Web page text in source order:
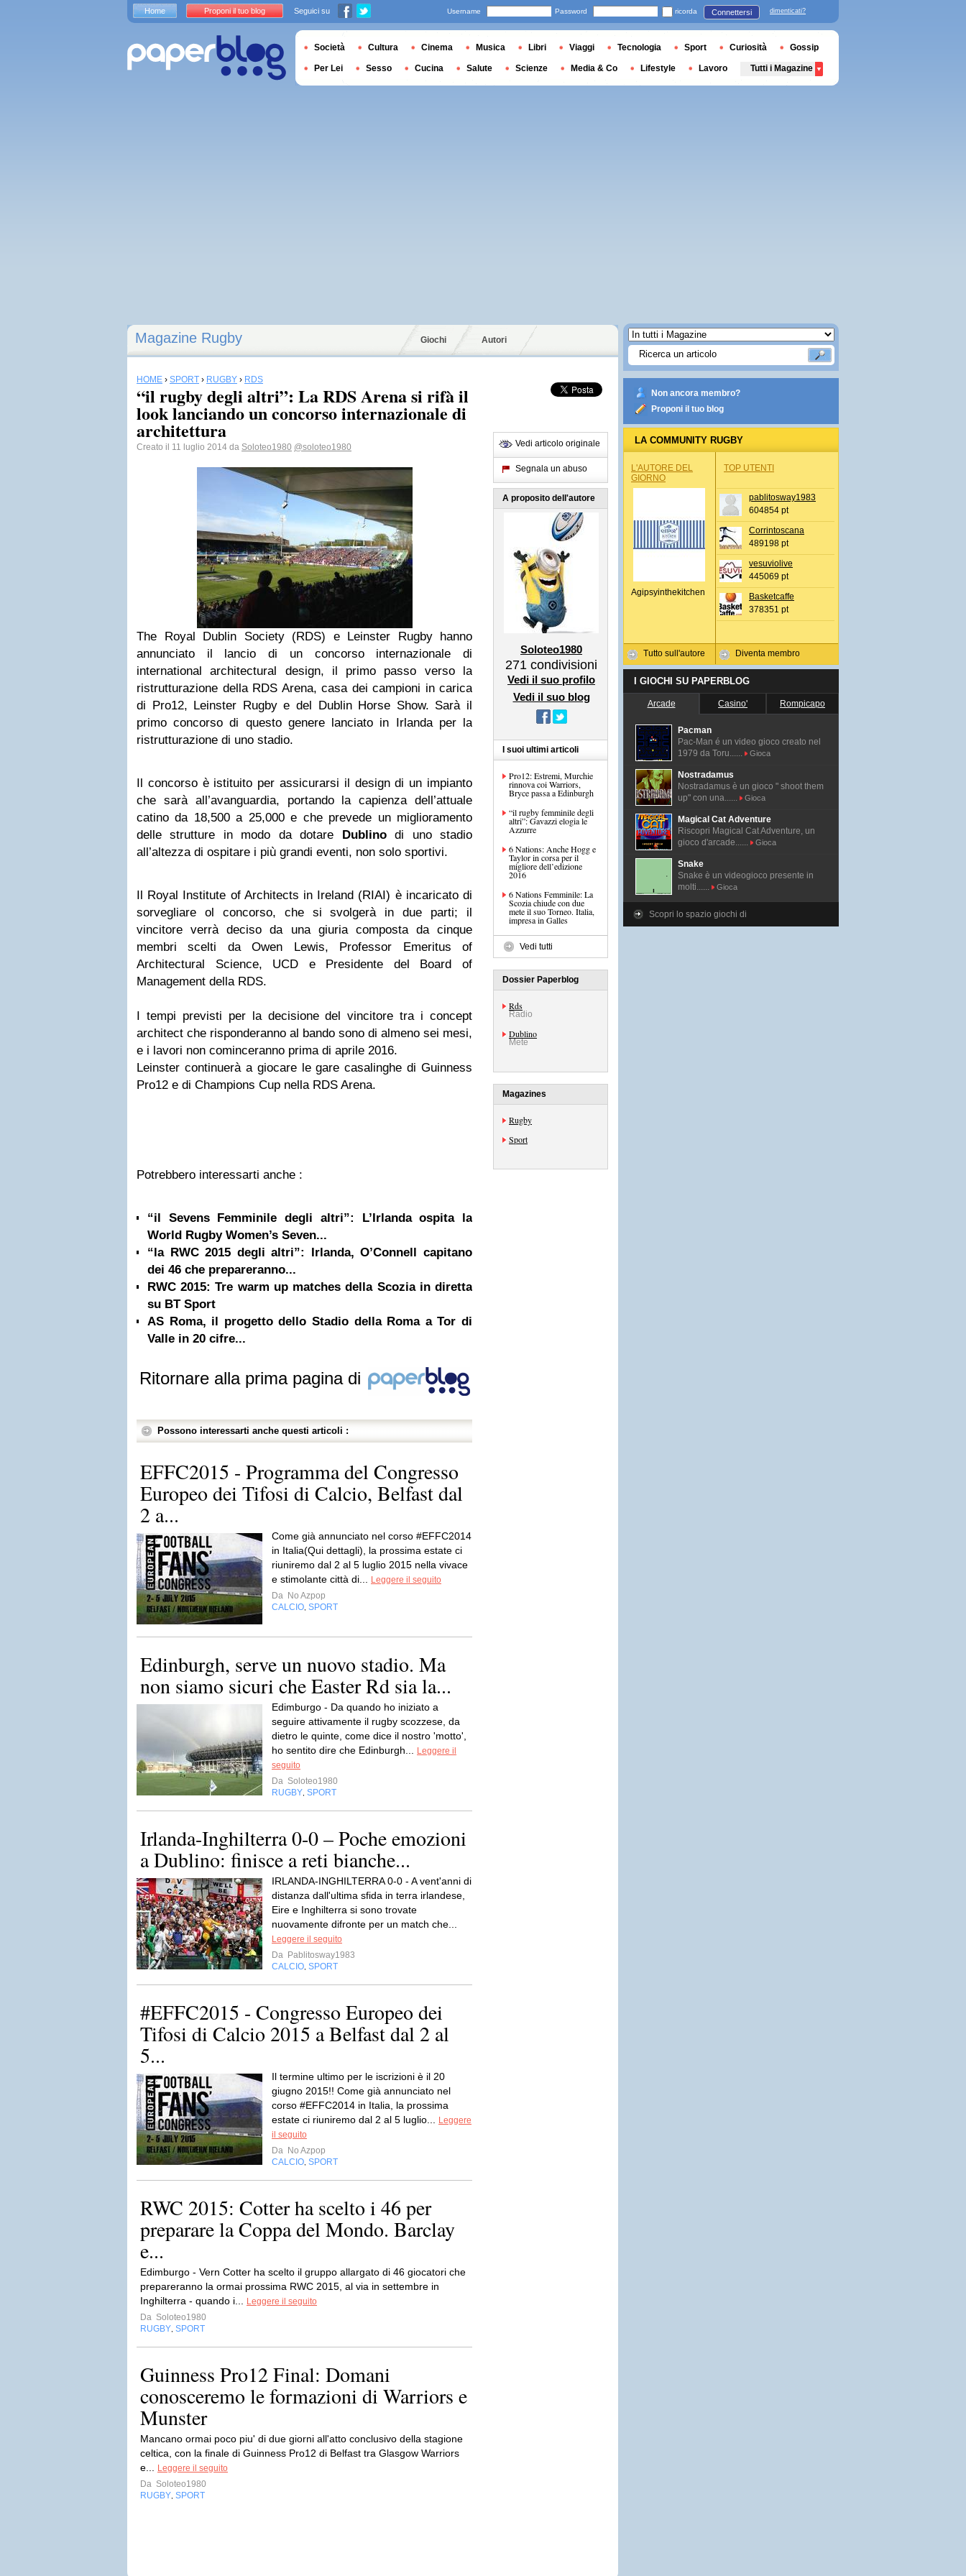
Magazine Rugby Giochi Autori
HOME › SPORT › RUGBY › RDS
“il rugby degli altri”: La RDS Arena si rifà il
look lanciando un concorso internazionale di
architettura
Creato il 11 luglio 2014 da Soloteo1980 @soloteo1980
The Royal Dublin Society (RDS) e Leinster Rugby hanno
annunciato il lancio di un concorso internazionale di
international architectural design, il primo passo verso la
ristrutturazione della RDS Arena, casa dei campioni in carica
di Pro12, Leinster Rugby e del Dublin Horse Show. Sarà il
primo concorso di questo genere lanciato in Irlanda per la
ristrutturazione di uno stadio.
Il concorso è istituito per assicurarsi il design di un impianto
che sarà all’avanguardia, portando la capienza dell’attuale
catino da 18,500 a 25,000 e che prevede un miglioramento
delle strutture in modo da dotare Dublinodi uno stadio
all’altezza di ospitare i più grandi eventi, non solo sportivi.
Il Royal Institute of Architects in Ireland (RIAI) è incaricato di
sorvegliare ol concorso, che si svolgerà in due parti; il
vincitore verrà deciso da una giuria composta da cinque
membri scelti da Owen Lewis, Professor Emeritus of
Architectural Science, UCD e Presidente del Board of
Management della RDS.
I tempi previsti per la decisione del vincitore tra i concept
architect che risponderanno al bando sono di almeno sei mesi,
e i lavori non cominceranno prima di aprile 2016.
Leinster continuerà a giocare le gare casalinghe di Guinness
Pro12 e di Champions Cup nella RDS Arena.
Potrebbero interessarti anche :
“il Sevens Femminile degli altri”: L’Irlanda ospita la
World Rugby Women’s Seven...
“la RWC 2015 degli altri”: Irlanda, O’Connell capitano
dei 46 che prepareranno...
RWC 2015: Tre warm up matches della Scozia in diretta
su BT Sport
AS Roma, il progetto dello Stadio della Roma a Tor di
Valle in 20 cifre...
Ritornare alla prima pagina di
Possono interessarti anche questi articoli :
EFFC2015 - Programma del Congresso
Europeo dei Tifosi di Calcio, Belfast dal
2 a...
Come già annunciato nel corso #EFFC2014
in Italia(Qui dettagli), la prossima estate ci
riuniremo dal 2 al 5 luglio 2015 nella vivace
e stimolante città di...
Leggere il seguito
Da No Azpop
CALCIO SPORT
Edinburgh, serve un nuovo stadio. Ma
non siamo sicuri che Easter Rd sia la...
Edimburgo - Da quando ho iniziato a
seguire attivamente il rugby scozzese, da
dietro le quinte, come dice il nostro 'motto',
ho sentito dire che Edinburgh...
Leggere il
seguito
Da Soloteo1980
RUGBY SPORT
Irlanda-Inghilterra 0-0 – Poche emozioni
a Dublino: finisce a reti bianche...
IRLANDA-INGHILTERRA 0-0 - A vent'anni di
distanza dall'ultima sfida in terra irlandese,
Eire e Inghilterra si sono trovate
nuovamente difronte per un match che...
Leggere il seguito
Da Pablitosway1983
CALCIO SPORT
#EFFC2015 - Congresso Europeo dei
Tifosi di Calcio 2015 a Belfast dal 2 al
5...
Il termine ultimo per le iscrizioni è il 20
giugno 2015!! Come già annunciato nel
corso #EFFC2014 in Italia, la prossima
estate ci riuniremo dal 2 al 5 luglio...
Leggere
il seguito
Da No Azpop
CALCIO SPORT
RWC 2015: Cotter ha scelto i 46 per
preparare la Coppa del Mondo. Barclay
e...
Edimburgo - Vern Cotter ha scelto il gruppo allargato di 46 giocatori che
prepareranno la ormai prossima RWC 2015, al via in settembre in
Inghilterra - quando i...
Leggere il seguito
Da Soloteo1980
RUGBY SPORT
Guinness Pro12 Final: Domani
conosceremo le formazioni di Warriors e
Munster
Mancano ormai poco piu' di due giorni all'atto conclusivo della stagione
celtica, con la finale di Guinness Pro12 di Belfast tra Glasgow Warriors
e...
Leggere il seguito
Da Soloteo1980
RUGBY SPORT
Vedi articolo originale
Segnala un abuso
A proposito dell'autore
Soloteo1980
271 condivisioni
Vedi il suo profilo
Vedi il suo blog
I suoi ultimi articoli
Pro12: Estremi, Murchie
rinnova coi Warriors,
Bryce passa a Edinburgh
“il rugby femminile degli
altri”: Gavazzi elogia le
Azzurre
6 Nations: Anche Hogg e
Taylor in corsa per il
migliore dell’edizione
2016
6 Nations Femminile: La
Scozia chiude con due
mete il suo Torneo. Italia,
impresa in Galles
Vedi tutti
Dossier Paperblog
Rds
Radio
Dublino
Mete
Magazines
Rugby
Sport
Non ancora membro?
Proponi il tuo blog
LA COMMUNITY RUGBY
L'AUTORE DEL
GIORNO
Agipsyinthekitchen
Tutto sull'autore
TOP UTENTI
pablitosway1983
604854 pt
Corrintoscana
489198 pt
vesuviolive
445069 pt
Basketcaffe
378351 pt
Diventa membro
I GIOCHI SU PAPERBLOG
Arcade Casino' Rompicapo
Pacman
Pac-Man é un video gioco creato nel
1979 da Toru......
Gioca
Nostradamus
Nostradamus è un gioco " shoot them
up" con una......
Gioca
Magical Cat Adventure
Riscopri Magical Cat Adventure, un
gioco d'arcade......
Gioca
Snake
Snake è un videogioco presente in
molti......
Gioca
Scopri lo spazio giochi di
Home Proponi il tuo blog Seguici su Username Password ricorda Connettersi dimenticati?
Società Cultura Cinema Musica Libri Viaggi Tecnologia Sport Curiosità Gossip
Per Lei Sesso Cucina Salute Scienze Media & Co Lifestyle Lavoro Tutti i Magazine